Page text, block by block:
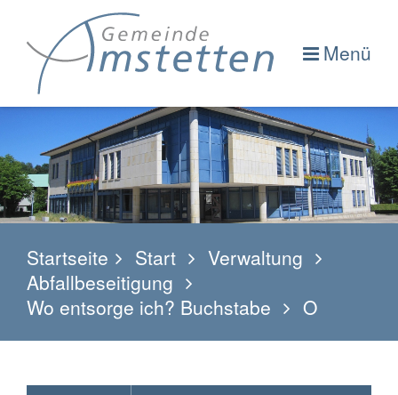
Menü
Startseite Start
Verwaltung
Abfallbeseitigung
Wo entsorge ich? Buchstabe
O